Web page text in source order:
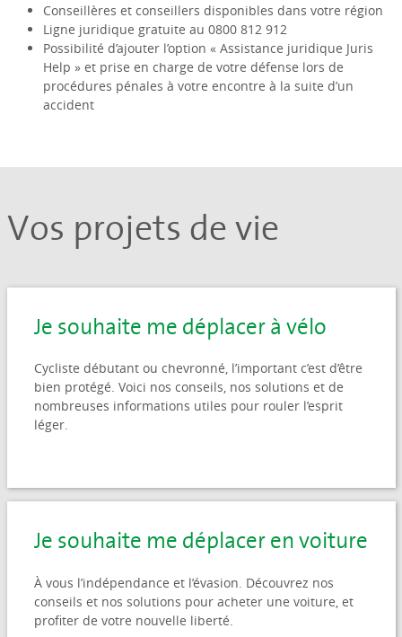
Conseillères et conseillers disponibles dans votre région
Ligne juridique gratuite au 0800 812 912
Possibilité d’ajouter l’option « Assistance juridique Juris
Help » et prise en charge de votre défense lors de
procédures pénales à votre encontre à la suite d’un
accident
Vos projets de vie
Je souhaite me déplacer à vélo
Cycliste débutant ou chevronné, l’important c’est d’être
bien protégé. Voici nos conseils, nos solutions et de
nombreuses informations utiles pour rouler l’esprit
léger.
Je souhaite me déplacer en voiture
À vous l’indépendance et l’évasion. Découvrez nos
conseils et nos solutions pour acheter une voiture, et
profiter de votre nouvelle liberté.